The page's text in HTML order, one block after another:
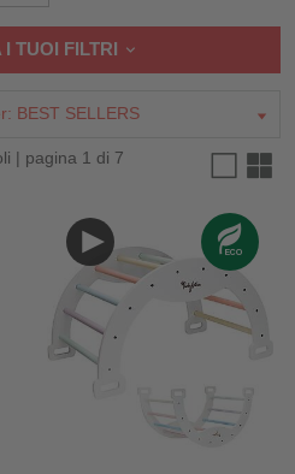
TUOI FILTRI
BEST SELLERS
| pagina 1 di 7